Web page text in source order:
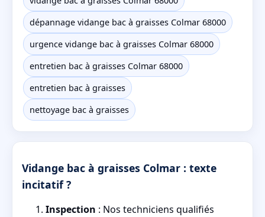
dépannage vidange bac à graisses Colmar 68000
urgence vidange bac à graisses Colmar 68000
entretien bac à graisses Colmar 68000
entretien bac à graisses
nettoyage bac à graisses
Vidange bac à graisses Colmar : texte
incitatif ?
Inspection : Nos techniciens qualifiés